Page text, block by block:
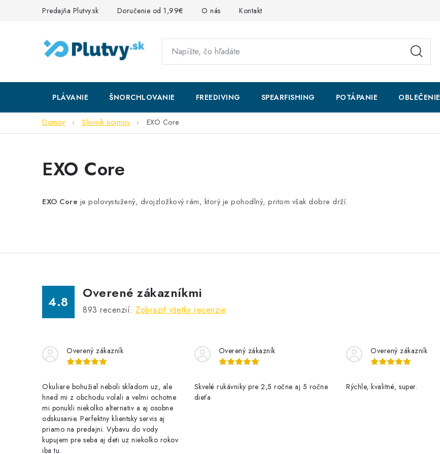
Predajňa Plutvy.sk Doručenie od 1,99€ O nás Kontakt
PLÁVANIE ŠNORCHLOVANIE FREEDIVING SPEARFISHING POTÁPANIE OBLEČENIE
Domov Slovník pojmov EXO Core
EXO Core
EXO Core je polovystužený, dvojzložkový rám, ktorý je pohodlný, pritom však dobre drží.
4.8
Overené zákazníkmi
893 recenzií. Zobraziť všetky recenzie
Overený zákazník
Okuliare bohužial neboli skladom uz, ale
hned mi z obchodu volali a velmi ochotne
mi ponukli niekolko alternativ a aj osobne
odskusanie. Perfektny klientsky servis aj
priamo na predajni. Vybavu do vody
kupujem pre seba aj deti uz niekolko rokov
iba tu.
Overený zákazník
Skvelé rukávniky pre 2,5 ročne aj 5 ročne
dieťa
Overený zákazník
Rýchle, kvalitné, super.